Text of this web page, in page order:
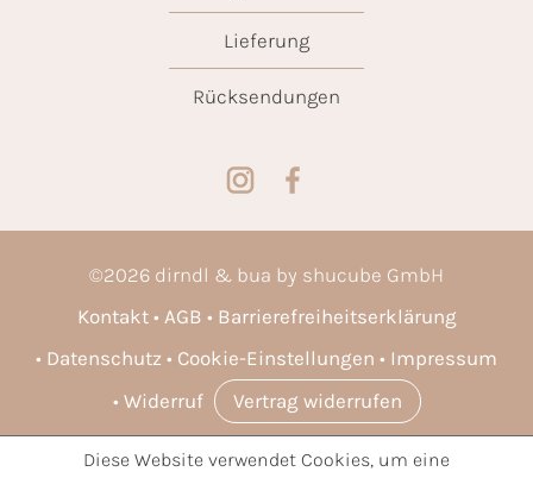
Lieferung
Rücksendungen
©2026 dirndl & bua by shucube GmbH
Kontakt
AGB
Barrierefreiheitserklärung
Datenschutz
Cookie-Einstellungen
Impressum
Widerruf
Vertrag widerrufen
* Alle Preise inkl. gesetzl. Mehrwertsteuer zzgl.Versandkosten
Diese Website verwendet Cookies, um eine